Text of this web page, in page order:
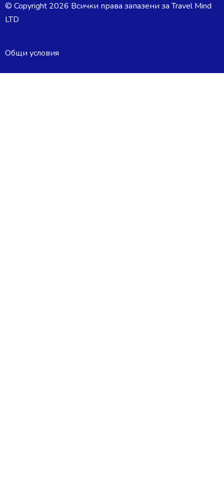
© Copyright 2026 Всички права запазени за Travel Mind
LTD
Общи условия